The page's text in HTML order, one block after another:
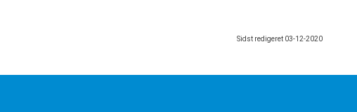
Sidst redigeret 03-12-2020